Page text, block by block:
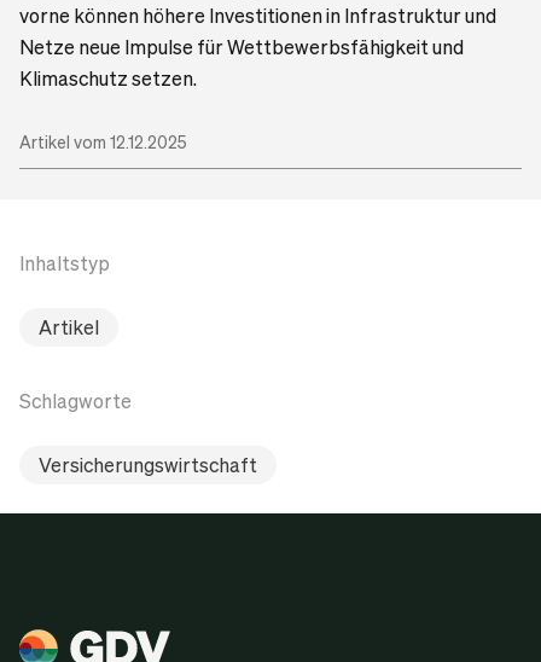
vorne können höhere Investitionen in Infrastruktur und
Netze neue Impulse für Wettbewerbsfähigkeit und
Klimaschutz setzen.
Artikel vom 12.12.2025
Inhaltstyp
Artikel
Schlagworte
Versicherungswirtschaft